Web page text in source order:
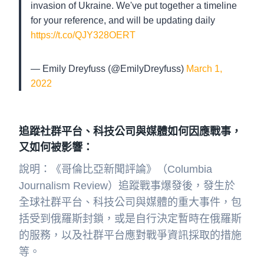
invasion of Ukraine. We've put together a timeline
for your reference, and will be updating daily
https://t.co/QJY328OERT
— Emily Dreyfuss (@EmilyDreyfuss) March 1,
2022
追蹤社群平台、科技公司與媒體如何因應戰事，
又如何被影響：
說明：《哥倫比亞新聞評論》（Columbia
Journalism Review）追蹤戰事爆發後，發生於
全球社群平台、科技公司與媒體的重大事件，包
括受到俄羅斯封鎖，或是自行決定暫時在俄羅斯
的服務，以及社群平台應對戰爭資訊採取的措施
等。